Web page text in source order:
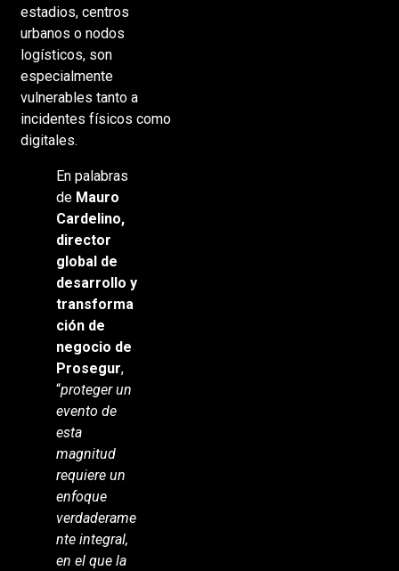
estadios, centros
urbanos o nodos
logísticos, son
especialmente
vulnerables tanto a
incidentes físicos como
digitales.
En palabras
de Mauro
Cardelino,
director
global de
desarrollo y
transforma
ción de
negocio de
Prosegur,
“proteger un
evento de
esta
magnitud
requiere un
enfoque
verdaderame
nte integral,
en el que la